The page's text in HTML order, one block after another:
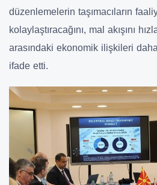
düzenlemelerin taşımacıların
kolaylaştıracağını, mal akışını
arasındaki ekonomik ilişkileri
ifade etti.